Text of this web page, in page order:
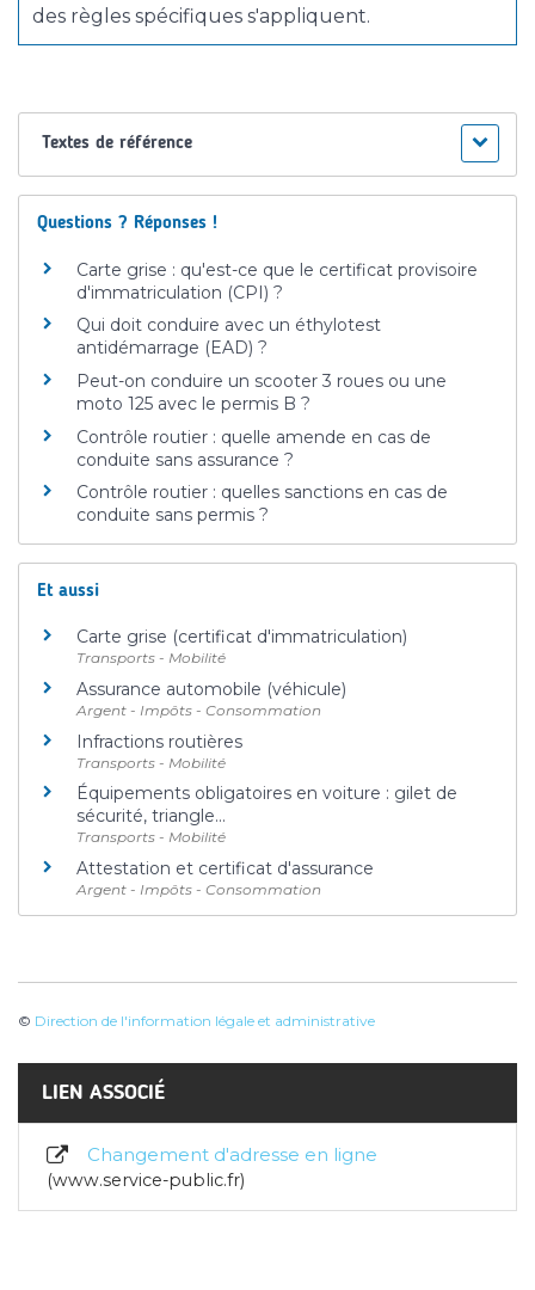
des règles spécifiques s'appliquent.
Textes de référence
Questions ? Réponses !
Carte grise : qu'est-ce que le certificat provisoire
d'immatriculation (CPI) ?
Qui doit conduire avec un éthylotest
antidémarrage (EAD) ?
Peut-on conduire un scooter 3 roues ou une
moto 125 avec le permis B ?
Contrôle routier : quelle amende en cas de
conduite sans assurance ?
Contrôle routier : quelles sanctions en cas de
conduite sans permis ?
Et aussi
Carte grise (certificat d'immatriculation)
Transports - Mobilité
Assurance automobile (véhicule)
Argent - Impôts - Consommation
Infractions routières
Transports - Mobilité
Équipements obligatoires en voiture : gilet de
sécurité, triangle...
Transports - Mobilité
Attestation et certificat d'assurance
Argent - Impôts - Consommation
© Direction de l'information légale et administrative
LIEN ASSOCIÉ
Changement d'adresse en ligne
www.service-public.fr